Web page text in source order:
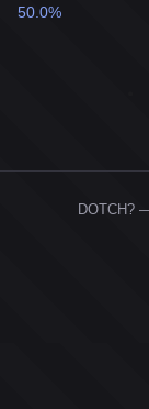
50.0%
DOTCH?